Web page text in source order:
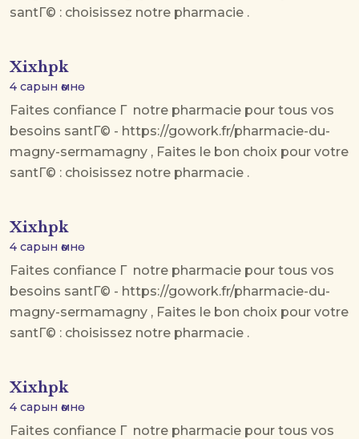
santГ© : choisissez notre pharmacie .
Xixhpk
4 сарын өмнө
Faites confiance Г notre pharmacie pour tous vos
besoins santГ© - https://gowork.fr/pharmacie-du-
magny-sermamagny , Faites le bon choix pour votre
santГ© : choisissez notre pharmacie .
Xixhpk
4 сарын өмнө
Faites confiance Г notre pharmacie pour tous vos
besoins santГ© - https://gowork.fr/pharmacie-du-
magny-sermamagny , Faites le bon choix pour votre
santГ© : choisissez notre pharmacie .
Xixhpk
4 сарын өмнө
Faites confiance Г notre pharmacie pour tous vos